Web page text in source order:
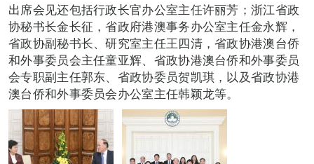
出席会见还包括行政长官办公室主任许丽芳；浙江省政
协秘书长金长征，省政府港澳事务办公室主任金永辉，
省政协副秘书长、研究室主任王四清，省政协港澳台侨
和外事委员会主任童亚辉、省政协港澳台侨和外事委员
会专职副主任郭东、省政协委员贺凯琪，以及省政协港
澳台侨和外事委员会办公室主任韩颖龙等。